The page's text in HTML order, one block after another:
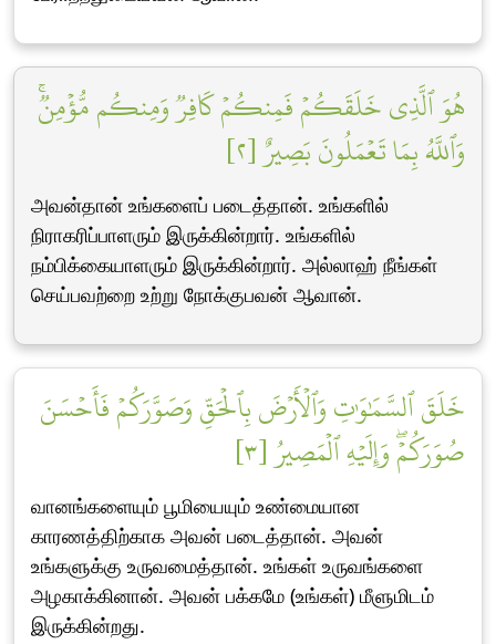
هُوَ ٱلَّذِي خَلَقَكُمۡ فَمِنكُمۡ كَافِرٞ وَمِنكُم مُّؤۡمِنٞۚ
وَٱللَّهُ بِمَا تَعۡمَلُونَ بَصِيرٌ [٢]
அவன்தான் உங்களைப் படைத்தான். உங்களில்
நிராகரிப்பாளரும் இருக்கின்றார். உங்களில்
நம்பிக்கையாளரும் இருக்கின்றார். அல்லாஹ் நீங்கள்
செய்பவற்றை உற்று நோக்குபவன் ஆவான்.
خَلَقَ ٱلسَّمَٰوَٰتِ وَٱلۡأَرۡضَ بِٱلۡحَقِّ وَصَوَّرَكُمۡ فَأَحۡسَنَ
صُوَرَكُمۡۖ وَإِلَيۡهِ ٱلۡمَصِيرُ [٣]
வானங்களையும் பூமியையும் உண்மையான
காரணத்திற்காக அவன் படைத்தான். அவன்
உங்களுக்கு உருவமைத்தான். உங்கள் உருவங்களை
அழகாக்கினான். அவன் பக்கமே (உங்கள்) மீளுமிடம்
இருக்கின்றது.